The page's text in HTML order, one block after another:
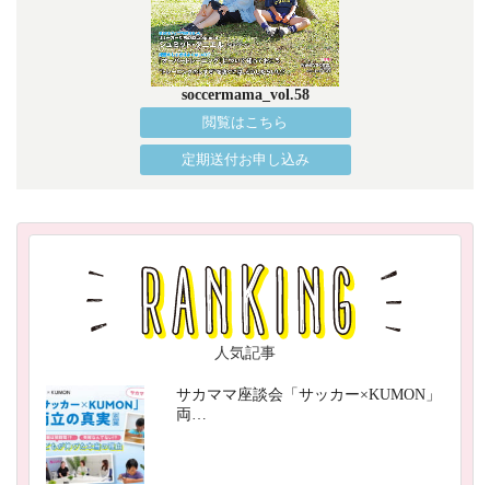
soccermama_vol.58
閲覧はこちら
定期送付お申し込み
人気記事
サカママ座談会「サッカー×KUMON」
両…